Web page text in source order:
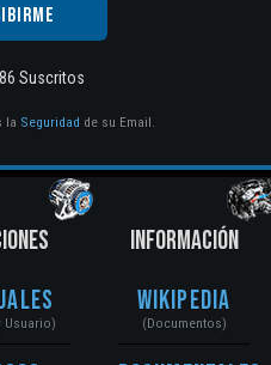
Suscritos
la Seguridad de su Email.
Usuario)
INFORMACIÓN
Wikipedia
(Documentos)